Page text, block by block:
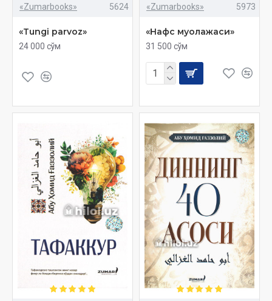
«Zumarbooks» 5624
«Tungi parvoz»
24 000 сўм
«Zumarbooks» 5973
«Нафс муолажаси»
31 500 сўм